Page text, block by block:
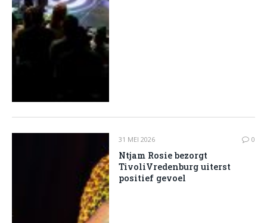
31 MEI 2026 0
Ntjam Rosie bezorgt
TivoliVredenburg uiterst
positief gevoel